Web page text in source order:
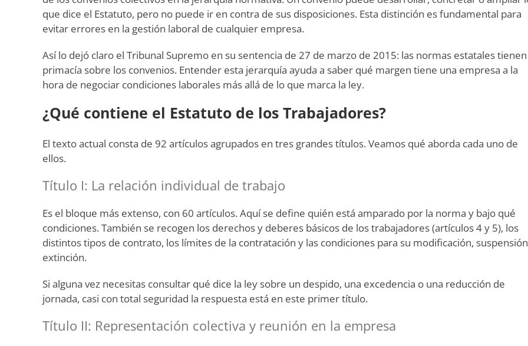
que dice el Estatuto, pero no puede ir en contra de sus disposiciones. Esta distinción es fundamental para
evitar errores en la gestión laboral de cualquier empresa.
Así lo dejó claro el Tribunal Supremo en su sentencia de 27 de marzo de 2015: las normas estatales tienen
primacía sobre los convenios. Entender esta jerarquía ayuda a saber qué margen tiene una empresa a la
hora de negociar condiciones laborales más allá de lo que marca la ley.
¿Qué contiene el Estatuto de los Trabajadores?
El texto actual consta de 92 artículos agrupados en tres grandes títulos. Veamos qué aborda cada uno de
ellos.
Título I: La relación individual de trabajo
Es el bloque más extenso, con 60 artículos. Aquí se define quién está amparado por la norma y bajo qué
condiciones. También se recogen los derechos y deberes básicos de los trabajadores (artículos 4 y 5), los
distintos tipos de contrato, los límites de la contratación y las condiciones para su modificación,
extinción.
Si alguna vez necesitas consultar qué dice la ley sobre un despido, una excedencia o una reducción de
jornada, casi con total seguridad la respuesta está en este primer título.
Título II: Representación colectiva y reunión en la empresa